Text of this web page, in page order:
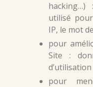
hacking…)
utilisé
IP, le mot
pour
Site :
d’utilisation
pour